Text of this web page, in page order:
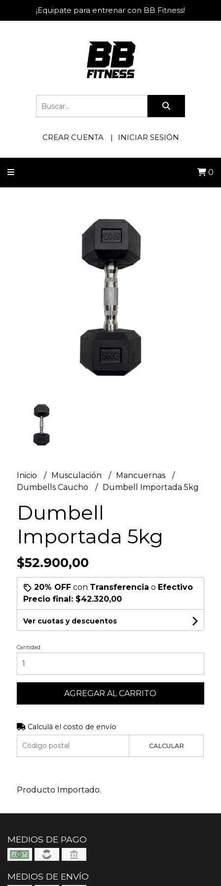
¡Equipate para entrenar con BB Fitness!
CREAR CUENTA INICIAR SESIÓN
0
Inicio Musculación
Mancuernas
Dumbells Caucho
Dumbell Importada 5kg
Dumbell
Importada 5kg
$52.900,00
20% OFFcon Transferencia o Efectivo
Precio final: $42.320,00
Ver cuotas y descuentos
Cantidad
AGREGAR AL CARRITO
Calculá el costo de envío
CALCULAR
Producto Importado.
MEDIOS DE PAGO
MEDIOS DE ENVÍO